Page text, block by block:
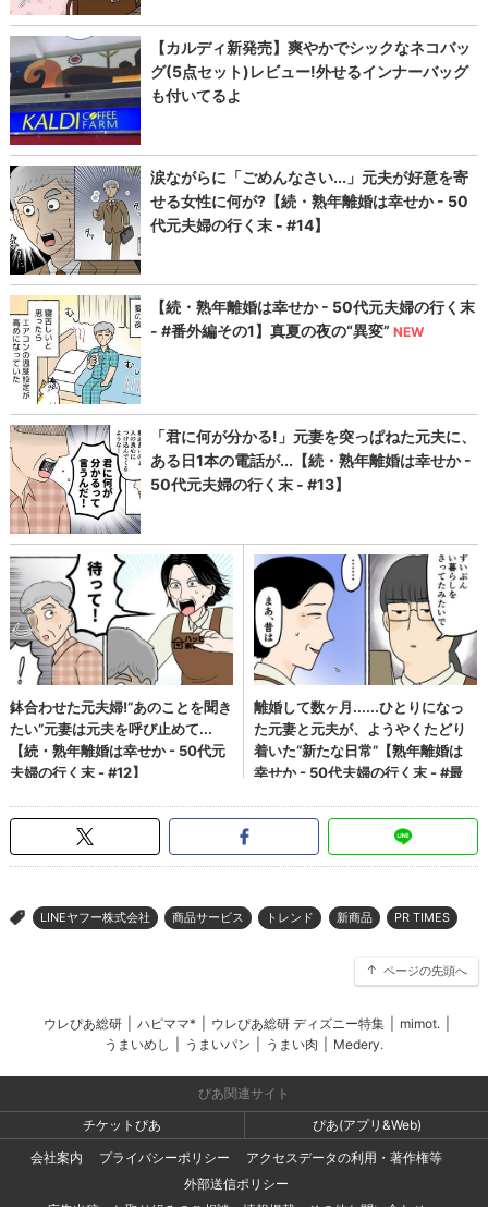
> LINEヤフー株式会社 商品サービス トレンド 新商品 PR TIMES
ページの先頭へ
ウレぴあ総研 ハピママ* ウレぴあ総研 ディズニー特集 mimot.
うまいめし
うまいパン うまい肉 Medery.
ぴあ関連サイト
チケットぴあ
ぴあ(アプリ&Web)
会社案内
プライバシーポリシー
アクセスデータの利用・著作権等
外部送信ポリシー